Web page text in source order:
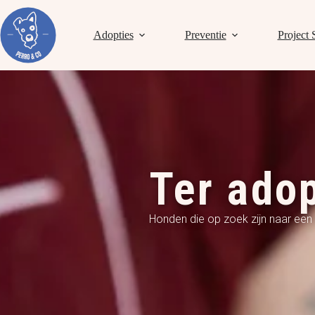
Adopties Preventie Project
Ter
Honden die op zoek zijn naar een